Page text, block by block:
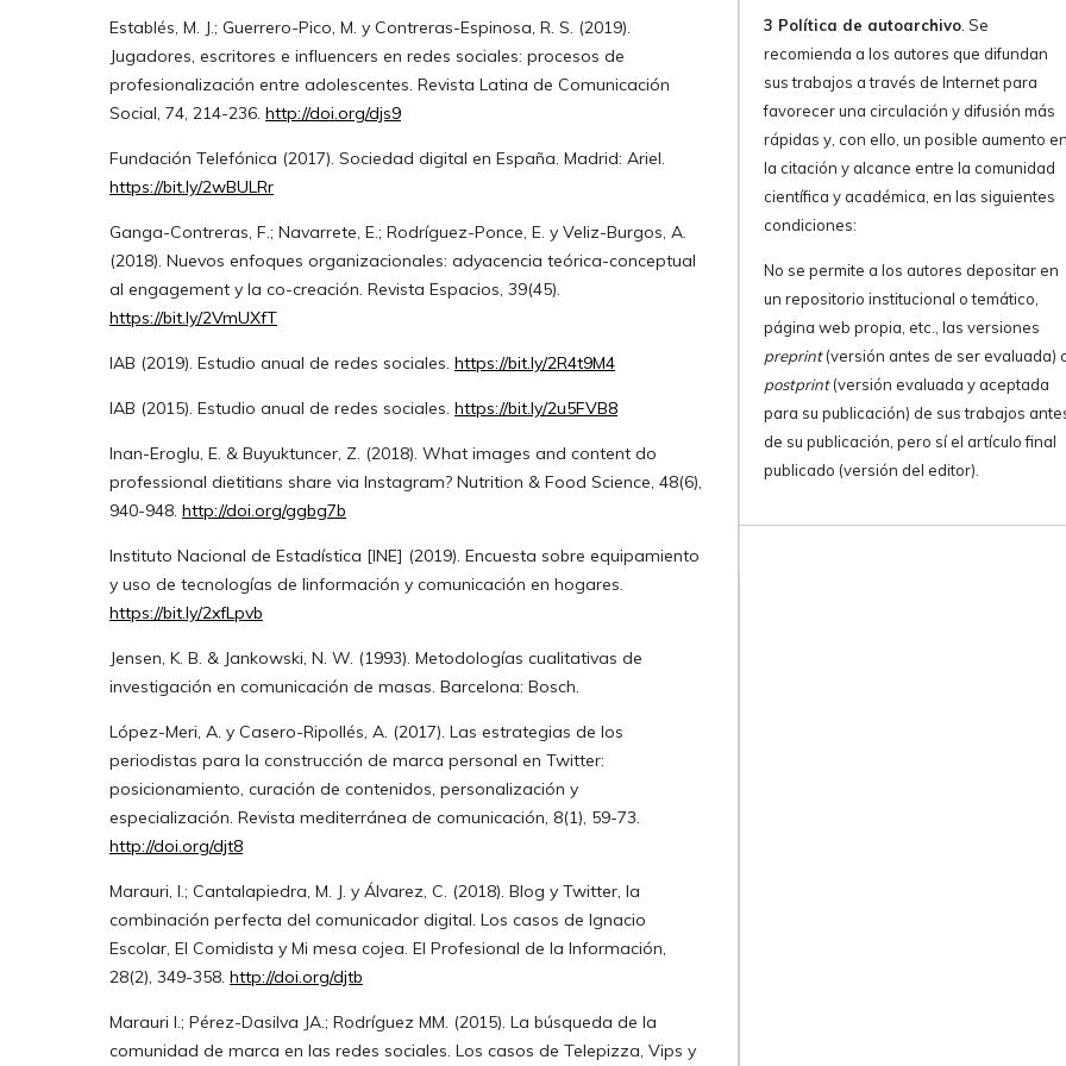
Establés, M. J.; Guerrero-Pico, M. y Contreras-Espinosa, R. S. (2019).
Jugadores, escritores e influencers en redes sociales: procesos de
profesionalización entre adolescentes. Revista Latina de Comunicación
Social, 74, 214-236. http://doi.org/djs9
Fundación Telefónica (2017). Sociedad digital en España. Madrid: Ariel.
https://bit.ly/2wBULRr
Ganga-Contreras, F.; Navarrete, E.; Rodríguez-Ponce, E. y Veliz-Burgos, A.
(2018). Nuevos enfoques organizacionales: adyacencia teórica-conceptual
al engagement y la co-creación. Revista Espacios, 39(45).
https://bit.ly/2VmUXfT
IAB (2019). Estudio anual de redes sociales. https://bit.ly/2R4t9M4
IAB (2015). Estudio anual de redes sociales. https://bit.ly/2u5FVB8
Inan-Eroglu, E. & Buyuktuncer, Z. (2018). What images and content do
professional dietitians share via Instagram? Nutrition & Food Science, 48(6),
940-948. http://doi.org/ggbg7b
Instituto Nacional de Estadística [INE] (2019). Encuesta sobre equipamiento
y uso de tecnologías de linformación y comunicación en hogares.
https://bit.ly/2xfLpvb
Jensen, K. B. & Jankowski, N. W. (1993). Metodologías cualitativas de
investigación en comunicación de masas. Barcelona: Bosch.
López-Meri, A. y Casero-Ripollés, A. (2017). Las estrategias de los
periodistas para la construcción de marca personal en Twitter:
posicionamiento, curación de contenidos, personalización y
especialización. Revista mediterránea de comunicación, 8(1), 59-73.
http://doi.org/djt8
Marauri, I.; Cantalapiedra, M. J. y Álvarez, C. (2018). Blog y Twitter, la
combinación perfecta del comunicador digital. Los casos de Ignacio
Escolar, El Comidista y Mi mesa cojea. El Profesional de la Información,
28(2), 349-358. http://doi.org/djtb
Marauri I.; Pérez-Dasilva JA.; Rodríguez MM. (2015). La búsqueda de la
comunidad de marca en las redes sociales. Los casos de Telepizza, Vips y
3 Política de autoarchivo. Se
recomienda a los autores que difundan
sus trabajos a través de Internet para
favorecer una circulación y difusión más
rápidas y, con ello, un posible aumento en
la citación y alcance entre la comunidad
científica y académica, en las siguientes
condiciones:
No se permite a los autores depositar en
un repositorio institucional o temático,
página web propia, etc., las versiones
preprint(versión antes de ser evaluada)
postprint(versión evaluada y aceptada
para su publicación) de sus trabajos
de su publicación, pero sí el artículo final
publicado (versión del editor).